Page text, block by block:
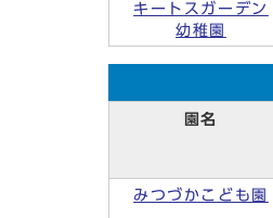
キートスガーデン
幼稚園
園名
みつづかこども園